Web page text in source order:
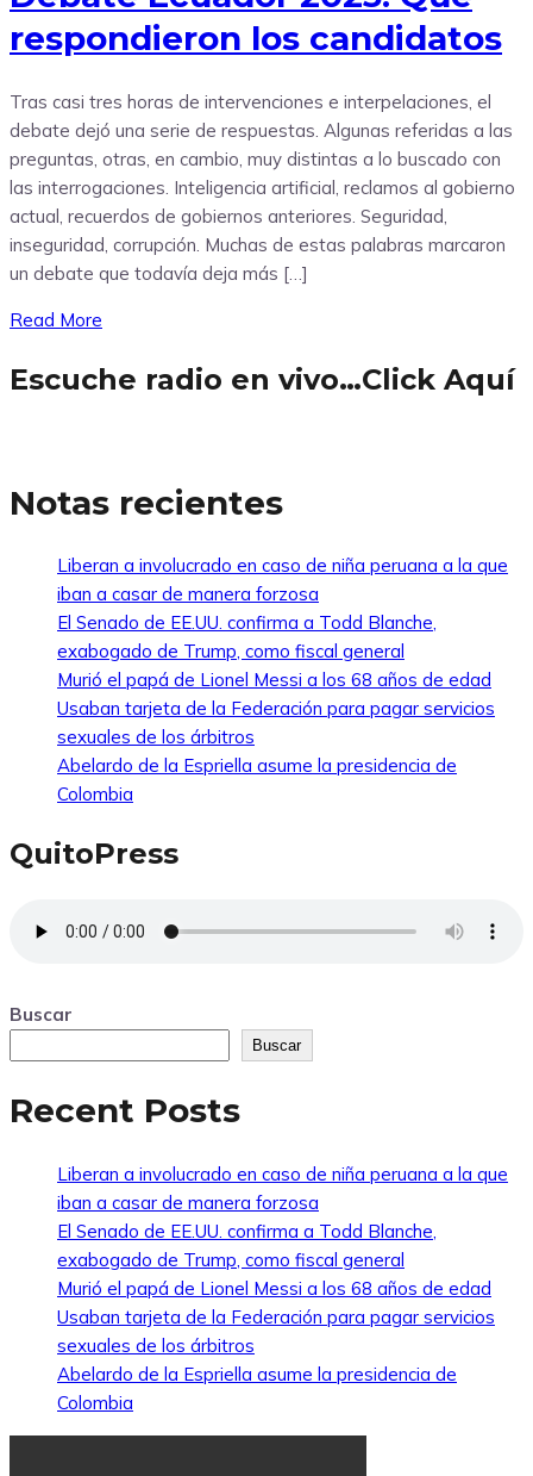
respondieron los candidatos
Tras casi tres horas de intervenciones e interpelaciones, el
debate dejó una serie de respuestas. Algunas referidas a las
preguntas, otras, en cambio, muy distintas a lo buscado con
las interrogaciones. Inteligencia artificial, reclamos al gobierno
actual, recuerdos de gobiernos anteriores. Seguridad,
inseguridad, corrupción. Muchas de estas palabras marcaron
un debate que todavía deja más […]
Read More
Escuche radio en vivo…Click Aquí
Notas recientes
Liberan a involucrado en caso de niña peruana a la que
iban a casar de manera forzosa
El Senado de EE.UU. confirma a Todd Blanche,
exabogado de Trump, como fiscal general
Murió el papá de Lionel Messi a los 68 años de edad
Usaban tarjeta de la Federación para pagar servicios
sexuales de los árbitros
Abelardo de la Espriella asume la presidencia de
Colombia
QuitoPress
Buscar
Buscar
Recent Posts
Liberan a involucrado en caso de niña peruana a la que
iban a casar de manera forzosa
El Senado de EE.UU. confirma a Todd Blanche,
exabogado de Trump, como fiscal general
Murió el papá de Lionel Messi a los 68 años de edad
Usaban tarjeta de la Federación para pagar servicios
sexuales de los árbitros
Abelardo de la Espriella asume la presidencia de
Colombia